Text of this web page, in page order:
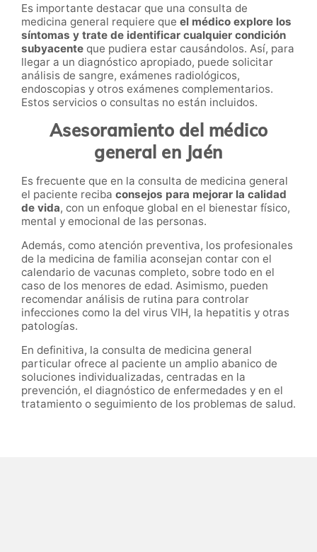
Es importante destacar que una consulta de
medicina general requiere que el médico explore los
síntomas y trate de identificar cualquier condición
subyacente que pudiera estar causándolos. Así, para
llegar a un diagnóstico apropiado, puede solicitar
análisis de sangre, exámenes radiológicos,
endoscopias y otros exámenes complementarios.
Estos servicios o consultas no están incluidos.
Asesoramiento del médico
general en Jaén
Es frecuente que en la consulta de medicina general
el paciente reciba consejos para mejorar la calidad
de vida, con un enfoque global en el bienestar físico,
mental y emocional de las personas.
Además, como atención preventiva, los profesionales
de la medicina de familia aconsejan contar con el
calendario de vacunas completo, sobre todo en el
caso de los menores de edad. Asimismo, pueden
recomendar análisis de rutina para controlar
infecciones como la del virus VIH, la hepatitis y otras
patologías.
En definitiva, la consulta de medicina general
particular ofrece al paciente un amplio abanico de
soluciones individualizadas, centradas en la
prevención, el diagnóstico de enfermedades y en el
tratamiento o seguimiento de los problemas de salud.